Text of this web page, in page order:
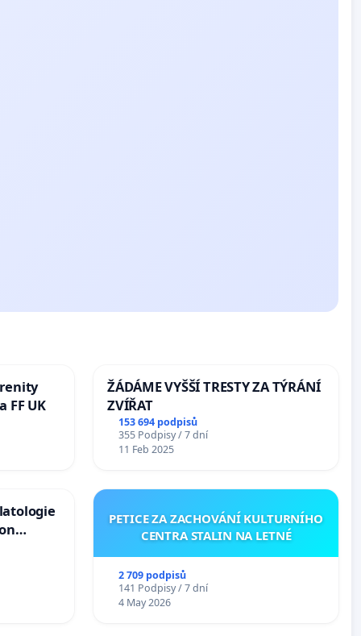
FF UK
ŽÁDÁME VYŠŠÍ TRESTY ZA TÝRÁNÍ
ZVÍŘAT
153 694 podpisů
355 Podpisy / 7 dní
11 Feb 2025
PETICE ZA ZACHOVÁNÍ KULTURNÍHO
CENTRA STALIN NA LETNÉ
2 709 podpisů
141 Podpisy / 7 dní
4 May 2026